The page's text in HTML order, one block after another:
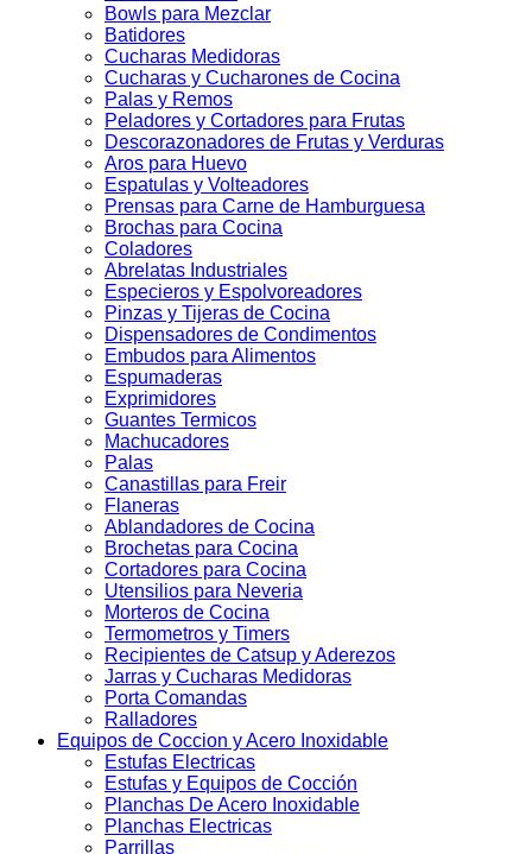
Bowls para Mezclar
Batidores
Cucharas Medidoras
Cucharas y Cucharones de Cocina
Palas y Remos
Peladores y Cortadores para Frutas
Descorazonadores de Frutas y Verduras
Aros para Huevo
Espatulas y Volteadores
Prensas para Carne de Hamburguesa
Brochas para Cocina
Coladores
Abrelatas Industriales
Especieros y Espolvoreadores
Pinzas y Tijeras de Cocina
Dispensadores de Condimentos
Embudos para Alimentos
Espumaderas
Exprimidores
Guantes Termicos
Machucadores
Palas
Canastillas para Freir
Flaneras
Ablandadores de Cocina
Brochetas para Cocina
Cortadores para Cocina
Utensilios para Neveria
Morteros de Cocina
Termometros y Timers
Recipientes de Catsup y Aderezos
Jarras y Cucharas Medidoras
Porta Comandas
Ralladores
Equipos de Coccion y Acero Inoxidable
Estufas Electricas
Estufas y Equipos de Cocción
Planchas De Acero Inoxidable
Planchas Electricas
Parrillas